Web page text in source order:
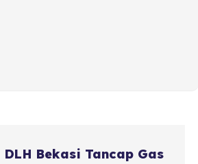
DLH Bekasi Tancap Gas